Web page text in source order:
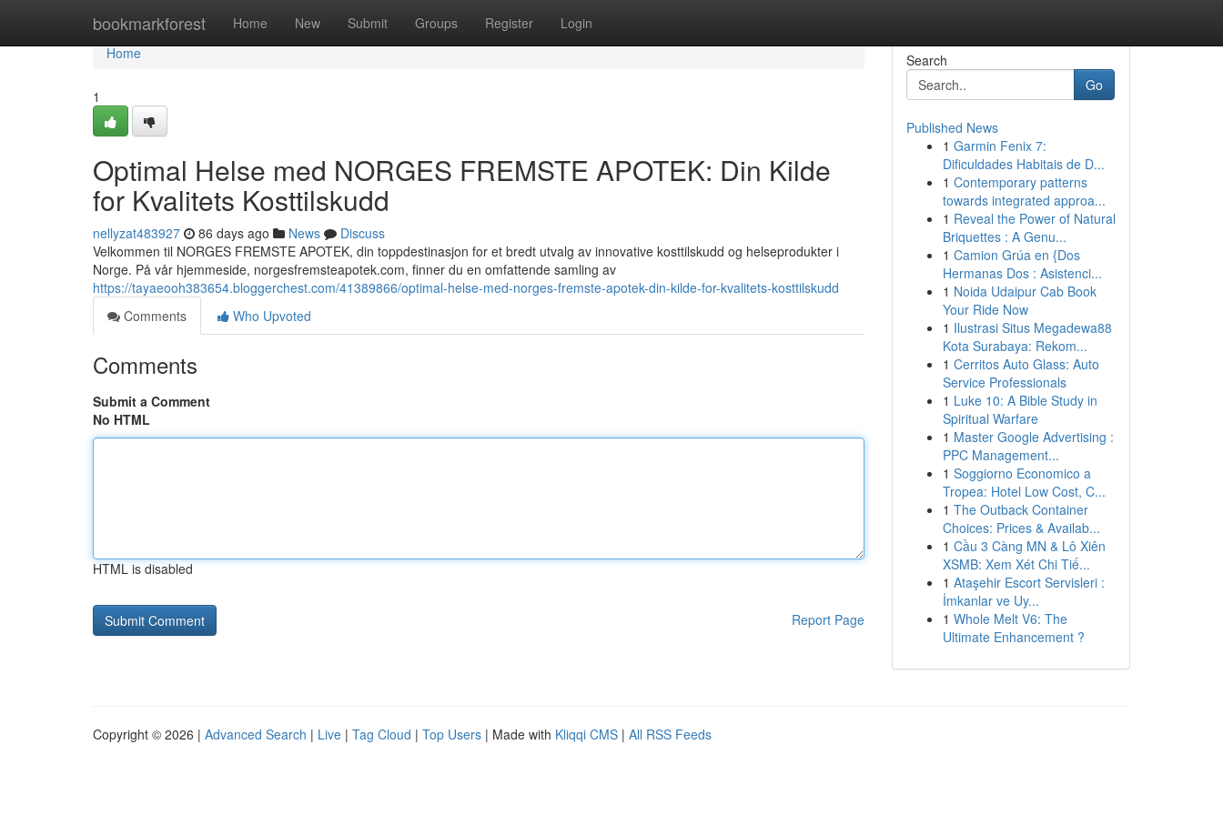
bookmarkforest Home New Submit Groups Register Login
Home
Home
1
Optimal Helse med NORGES FREMSTE APOTEK: Din Kilde
for Kvalitets Kosttilskudd
nellyzat483927 86 days ago News
Discuss
Velkommen til NORGES FREMSTE APOTEK, din toppdestinasjon for et bredt utvalg av innovative kosttilskudd og helseprodukter i
Norge. På vår hjemmeside, norgesfremsteapotek.com, finner du en omfattende samling av
https://tayaeooh383654.bloggerchest.com/41389866/optimal-helse-med-norges-fremste-apotek-din-kilde-for-kvalitets-kosttilskudd
Comments
Who Upvoted
Comments
Submit a Comment
No HTML
HTML is disabled
Report Page
Search
Go
Published News
1 Garmin Fenix 7:
Dificuldades Habitais de D...
1 Contemporary patterns
towards integrated approa...
1 Reveal the Power of Natural
Briquettes : A Genu...
1 Camion Grúa en {Dos
Hermanas Dos : Asistenci...
1 Noida Udaipur Cab Book
Your Ride Now
1 Ilustrasi Situs Megadewa88
Kota Surabaya: Rekom...
1 Cerritos Auto Glass: Auto
Service Professionals
1 Luke 10: A Bible Study in
Spiritual Warfare
1 Master Google Advertising :
PPC Management...
1 Soggiorno Economico a
Tropea: Hotel Low Cost, C...
1 The Outback Container
Choices: Prices & Availab...
1 Cầu 3 Càng MN & Lô Xiên
XSMB: Xem Xét Chi Tiế...
1 Ataşehir Escort Servisleri :
İmkanlar ve Uy...
1 Whole Melt V6: The
Ultimate Enhancement ?
Copyright © 2026 | Advanced Search | Live | Tag Cloud | Top Users | Made with Kliqqi CMS | All RSS Feeds